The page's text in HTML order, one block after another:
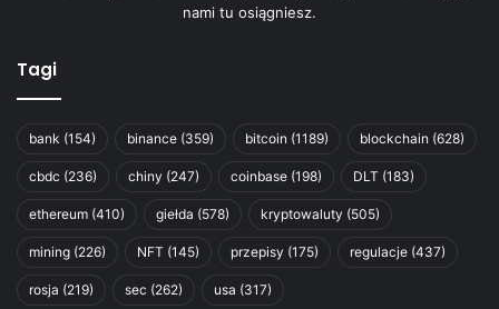
nami tu osiągniesz.
Tagi
bank (154) binance (359) bitcoin (1189) blockchain (628)
cbdc (236) chiny (247) coinbase (198) DLT (183)
ethereum (410) giełda (578) kryptowaluty (505)
mining (226) NFT (145) przepisy (175) regulacje (437)
rosja (219) sec (262) usa (317)